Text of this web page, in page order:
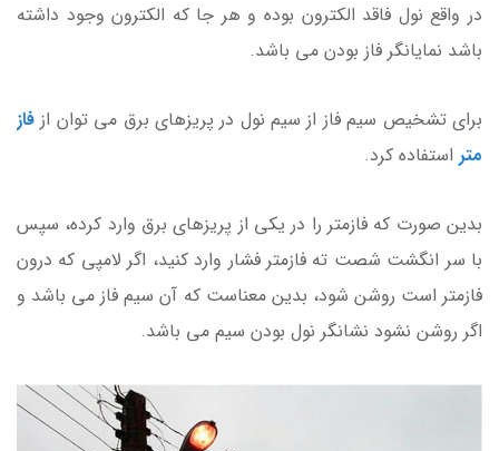
در واقع نول فاقد الکترون بوده و هر جا که الکترون وجود داشته
باشد نمایانگر فاز بودن می باشد.
برای تشخیص سیم فاز از سیم نول در پریزهای برق می توان از فاز
متر استفاده کرد.
بدین صورت که فازمتر را در یکی از پریزهای برق وارد کرده، سپس
با سر انگشت شصت ته فازمتر فشار وارد کنید، اگر لامپی که درون
فازمتر است روشن شود، بدین معناست که آن سیم فاز می باشد و
اگر روشن نشود نشانگر نول بودن سیم می باشد.